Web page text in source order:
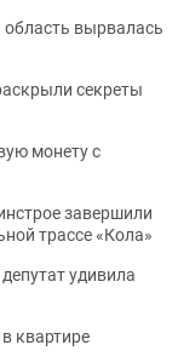
вырвалась
секреты
монету с
завершили
трассе «Кола»
удивила
квартире